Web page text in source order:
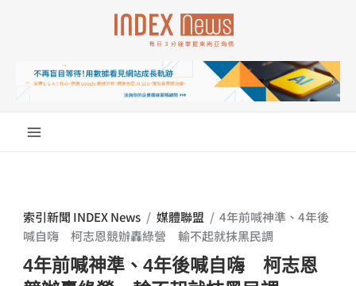
索引新聞 INDEX News / 媒體聯盟 / 4年前喊神準、4年後
喊自嗨 柯志恩競辦轟綠營 輸不起就抹黑民調
4年前喊神準、4年後喊自嗨 柯志恩